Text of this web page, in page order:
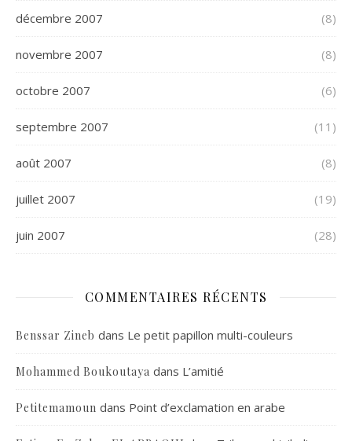
décembre 2007 (8)
novembre 2007 (8)
octobre 2007 (6)
septembre 2007 (11)
août 2007 (8)
juillet 2007 (19)
juin 2007 (28)
COMMENTAIRES RÉCENTS
Benssar Zineb dans Le petit papillon multi-couleurs
Mohammed Boukoutaya dans L’amitié
Petitemamoun dans Point d’exclamation en arabe